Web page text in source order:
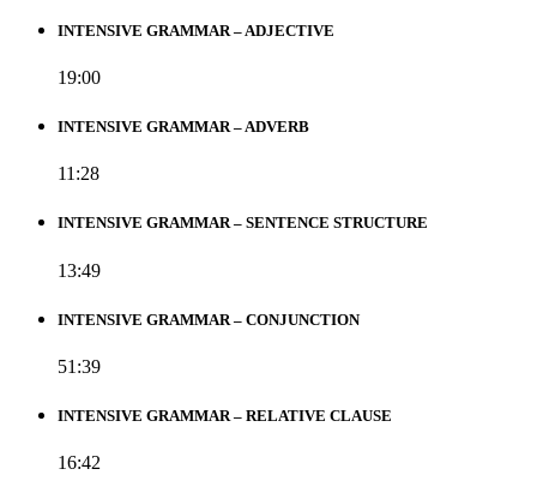
INTENSIVE GRAMMAR – ADJECTIVE
19:00
INTENSIVE GRAMMAR – ADVERB
11:28
INTENSIVE GRAMMAR – SENTENCE STRUCTURE
13:49
INTENSIVE GRAMMAR – CONJUNCTION
51:39
INTENSIVE GRAMMAR – RELATIVE CLAUSE
16:42